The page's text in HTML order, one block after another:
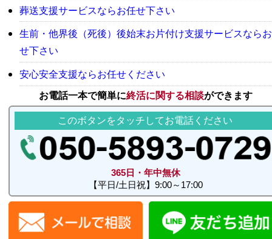
葬送支援サービスならお任せ下さい
生前・他界後（死後）後始末お片付け支援サービスなら
せ下さい
安心安全支援ならお任せください
お電話一本で簡単に終活に関する相談ができます
このボタンをタッチしてお電話ください
365日・年中無休
【平日/土日祝】9:00～17:00